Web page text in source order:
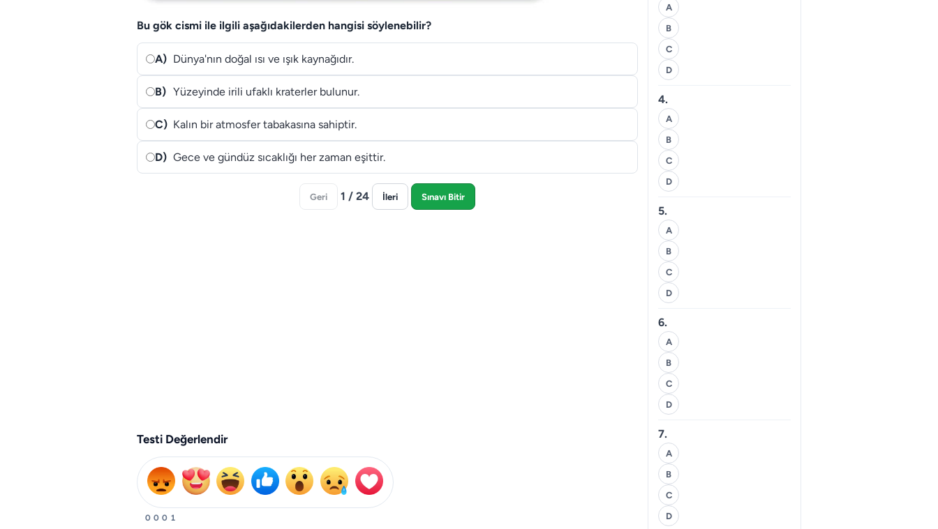
Bu gök cismi ile ilgili aşağıdakilerden hangisi söylenebilir?
A) Dünya'nın doğal ısı ve ışık kaynağıdır.
B) Yüzeyinde irili ufaklı kraterler bulunur.
C) Kalın bir atmosfer tabakasına sahiptir.
D) Gece ve gündüz sıcaklığı her zaman eşittir.
Geri 1 / 24 İleri Sınavı Bitir
Testi Değerlendir
0 0 0 1
A
B
C
D
4.
A
B
C
D
5.
A
B
C
D
6.
A
B
C
D
7.
A
B
C
D